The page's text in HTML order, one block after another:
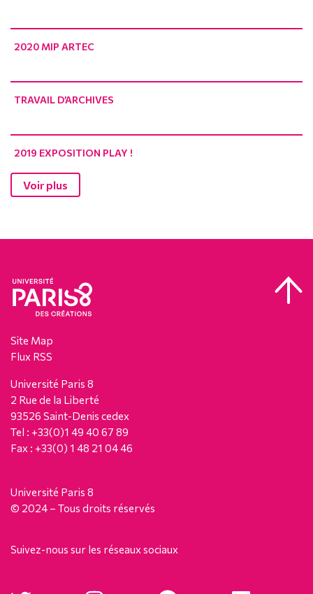
2020 MIP ARTEC
TRAVAIL D’ARCHIVES
2019 EXPOSITION PLAY !
Voir plus
Site Map
Flux RSS
Université Paris 8
2 Rue de la Liberté
93526 Saint-Denis cedex
Tel : +33(0)1 49 40 67 89
Fax : +33(0) 1 48 21 04 46
Université Paris 8
© 2024 – Tous droits réservés
Suivez-nous sur les réseaux sociaux